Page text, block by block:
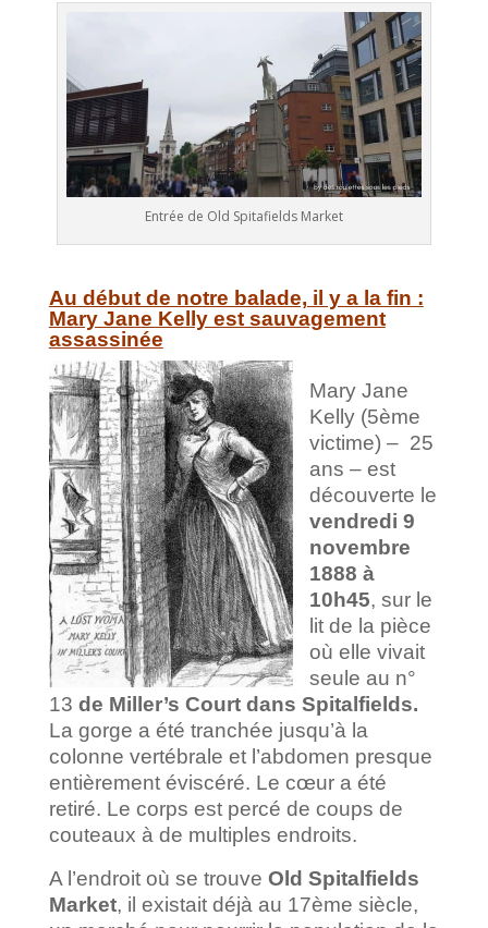
Entrée de Old Spitafields Market
Au début de notre balade, il y a la fin :
Mary Jane Kelly est sauvagement
assassinée
Mary Jane
Kelly (5ème
victime) – 25
ans – est
découverte le
vendredi 9
novembre
1888 à
10h45, sur le
lit de la pièce
où elle vivait
seule au n°
13 de Miller’s Court dans Spitalfields.
La gorge a été tranchée jusqu’à la
colonne vertébrale et l’abdomen presque
entièrement éviscéré. Le cœur a été
retiré. Le corps est percé de coups de
couteaux à de multiples endroits.
A l’endroit où se trouve Old Spitalfields
Market, il existait déjà au 17ème siècle,